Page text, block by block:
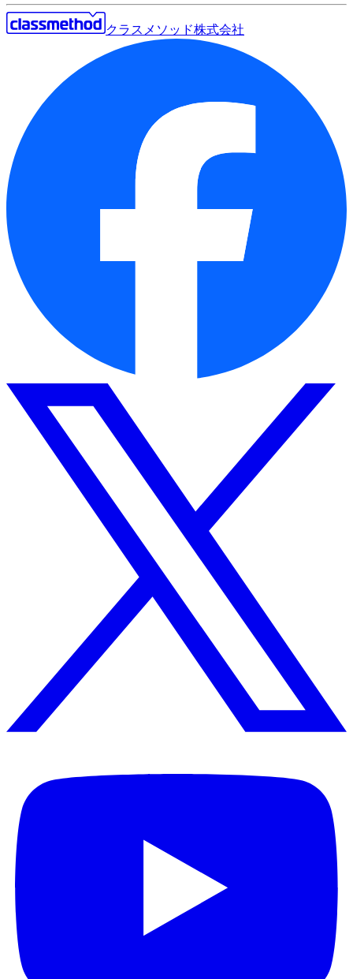
クラスメソッド株式会社